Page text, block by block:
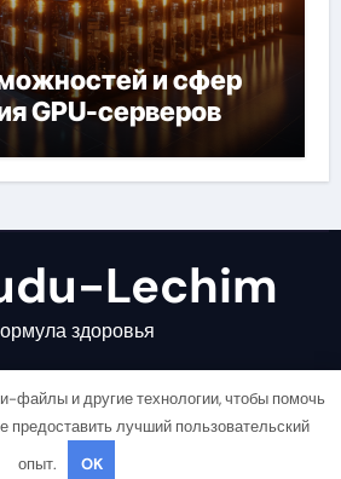
и сфер
GPU-серверов
Lechim
здоровья
reserved |
файлы и другие технологии, чтобы помочь
предоставить лучший пользовательский
опыт.
OK